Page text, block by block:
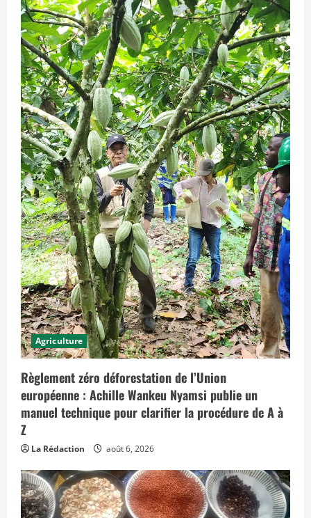
Agriculture
Règlement zéro déforestation de l’Union
européenne : Achille Wankeu Nyamsi publie un
manuel technique pour clarifier la procédure de A à
Z
La Rédaction août 6, 2026